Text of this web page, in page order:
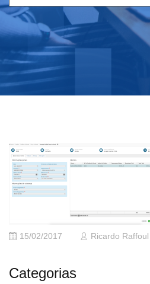
for:
15/02/2017 Ricardo Raffoul
Categorias